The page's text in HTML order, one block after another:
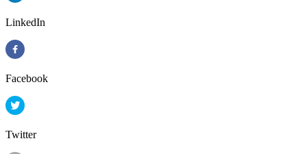
LinkedIn
Facebook
Twitter